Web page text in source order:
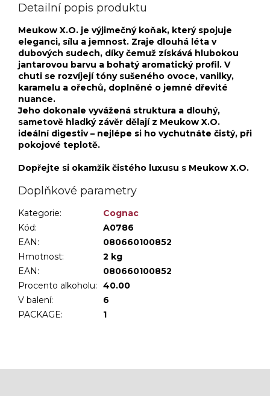
Detailní popis produktu
Meukow X.O. je výjimečný koňak, který spojuje
eleganci, sílu a jemnost. Zraje dlouhá léta v
dubových sudech, díky čemuž získává hlubokou
jantarovou barvu a bohatý aromatický profil. V
chuti se rozvíjejí tóny sušeného ovoce, vanilky,
karamelu a ořechů, doplněné o jemné dřevité
nuance.
Jeho dokonale vyvážená struktura a dlouhý,
sametově hladký závěr dělají z Meukow X.O.
ideální digestiv – nejlépe si ho vychutnáte čistý, při
pokojové teplotě.
Dopřejte si okamžik čistého luxusu s Meukow X.O.
Doplňkové parametry
Kategorie:
Cognac
Kód:
A0786
EAN:
080660100852
Hmotnost:
2 kg
EAN:
080660100852
Procento alkoholu:
40.00
V balení:
6
PACKAGE: 1